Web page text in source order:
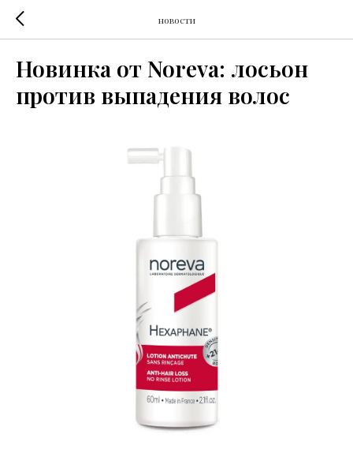
новости
Новинка от Noreva: лосьон
против выпадения волос